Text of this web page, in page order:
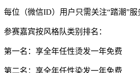
每位（微信ID）用户只需关注“踏潮”
参赛嘉宾按风格队类别排名：
第一名：享全年任性烫发一年免费
第二名：享全年任性染发一年免费